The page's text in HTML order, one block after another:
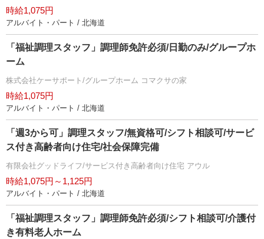
時給1,075円
アルバイト・パート / 北海道
「福祉調理スタッフ」調理師免許必須/日勤のみ/グループホ
ーム
株式会社ケーサポート/グループホーム コマクサの家
時給1,075円
アルバイト・パート / 北海道
「週3から可」調理スタッフ/無資格可/シフト相談可/サービ
ス付き高齢者向け住宅/社会保障完備
有限会社グッドライフ/サービス付き高齢者向け住宅 アウル
時給1,075円～1,125円
アルバイト・パート / 北海道
「福祉調理スタッフ」調理師免許必須/シフト相談可/介護付
き有料老人ホーム